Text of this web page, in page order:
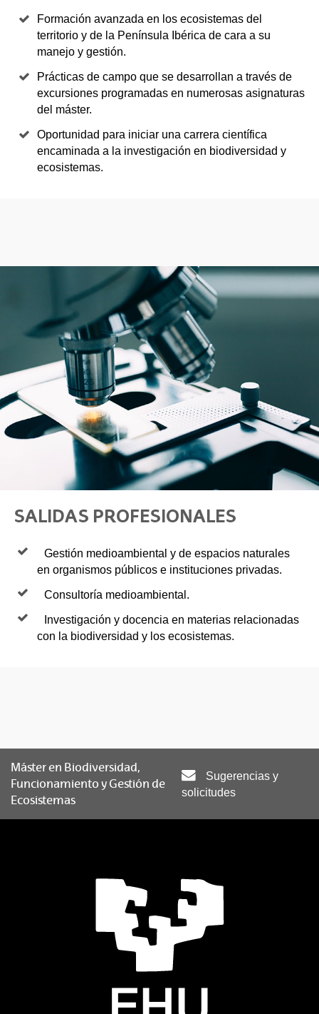
Formación avanzada en los ecosistemas del
territorio y de la Península Ibérica de cara a su
manejo y gestión.
Prácticas de campo que se desarrollan a través de
excursiones programadas en numerosas asignaturas
del máster.
Oportunidad para iniciar una carrera científica
encaminada a la investigación en biodiversidad y
ecosistemas.
SALIDAS PROFESIONALES
Gestión medioambiental y de espacios naturales
en organismos públicos e instituciones privadas.
Consultoría medioambiental.
Investigación y docencia en materias relacionadas
con la biodiversidad y los ecosistemas.
Máster en Biodiversidad,
Funcionamiento y Gestión de
Ecosistemas
Sugerencias y
solicitudes